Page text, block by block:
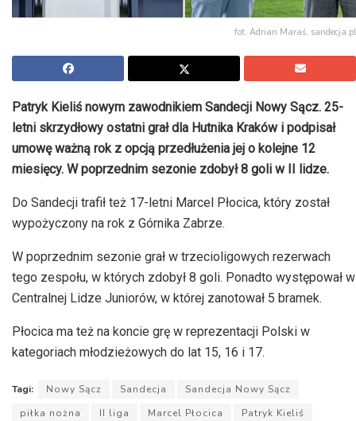
fot. Adrian Maraś, sandecja.pl
Patryk Kieliś nowym zawodnikiem Sandecji Nowy Sącz. 25-
letni skrzydłowy ostatni grał dla Hutnika Kraków i podpisał
umowę ważną rok z opcją przedłużenia jej o kolejne 12
miesięcy. W poprzednim sezonie zdobył 8 goli w II lidze.
Do Sandecji trafił też 17-letni Marcel Płocica, który został
wypożyczony na rok z Górnika Zabrze.
W poprzednim sezonie grał w trzecioligowych rezerwach
tego zespołu, w których zdobył 8 goli. Ponadto występował w
Centralnej Lidze Juniorów, w której zanotował 5 bramek.
Płocica ma też na koncie grę w reprezentacji Polski w
kategoriach młodzieżowych do lat 15, 16 i 17.
Tagi: Nowy Sącz Sandecja
Sandecja Nowy Sącz
piłka nożna
II liga Marcel Płocica Patryk Kieliś